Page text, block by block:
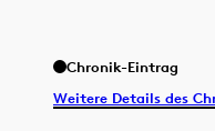
Chronik-Eintrag
Weitere Details des